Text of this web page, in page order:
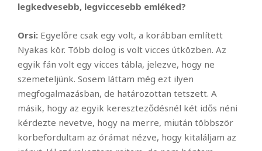
legkedvesebb, legviccesebb emléked?
Orsi: Egyelőre csak egy volt, a korábban említett
Nyakas kör. Több dolog is volt vicces útközben. Az
egyik fán volt egy vicces tábla, jelezve, hogy ne
szemeteljünk. Sosem láttam még ezt ilyen
megfogalmazásban, de határozottan tetszett. A
másik, hogy az egyik kereszteződésnél két idős néni
kérdezte nevetve, hogy na merre, miután többször
körbefordultam az órámat nézve, hogy kitaláljam az